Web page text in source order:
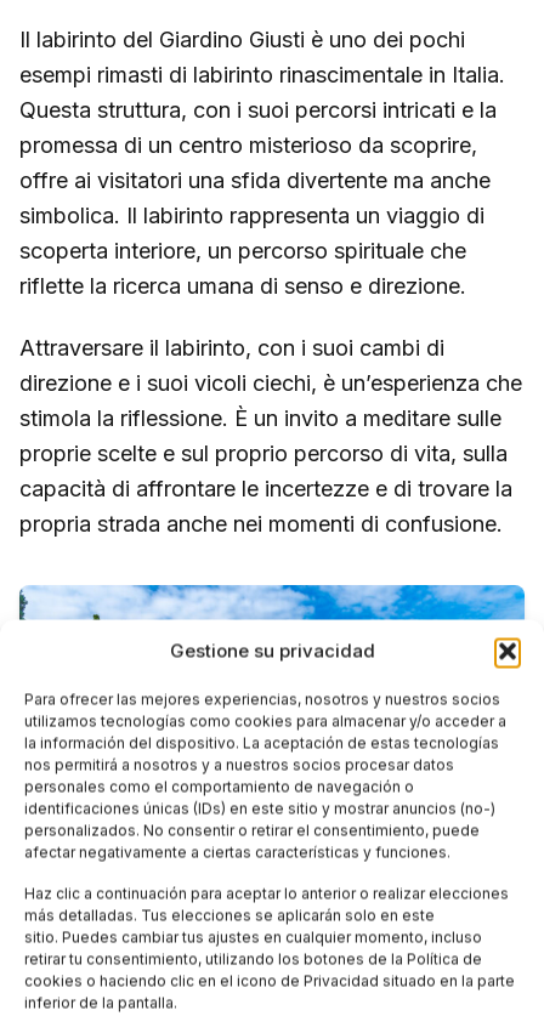
Gestione su privacidad
Para ofrecer las mejores experiencias, nosotros y nuestros socios
utilizamos tecnologías como cookies para almacenar y/o acceder a
la información del dispositivo. La aceptación de estas tecnologías
nos permitirá a nosotros y a nuestros socios procesar datos
personales como el comportamiento de navegación o
identificaciones únicas (IDs) en este sitio y mostrar anuncios (no-)
personalizados. No consentir o retirar el consentimiento, puede
afectar negativamente a ciertas características y funciones.
Haz clic a continuación para aceptar lo anterior o realizar elecciones
más detalladas. Tus elecciones se aplicarán solo en este
sitio. Puedes cambiar tus ajustes en cualquier momento, incluso
retirar tu consentimiento, utilizando los botones de la Política de
cookies o haciendo clic en el icono de Privacidad situado en la parte
inferior de la pantalla.
Il labirinto del Giardino Giusti è uno dei pochi
esempi rimasti di labirinto rinascimentale in Italia.
Questa struttura, con i suoi percorsi intricati e la
promessa di un centro misterioso da scoprire,
offre ai visitatori una sfida divertente ma anche
simbolica. Il labirinto rappresenta un viaggio di
scoperta interiore, un percorso spirituale che
riflette la ricerca umana di senso e direzione.
Attraversare il labirinto, con i suoi cambi di
direzione e i suoi vicoli ciechi, è un’esperienza che
stimola la riflessione. È un invito a meditare sulle
proprie scelte e sul proprio percorso di vita, sulla
capacità di affrontare le incertezze e di trovare la
propria strada anche nei momenti di confusione.
La Flora: Un Kaleidoscopio di Colori